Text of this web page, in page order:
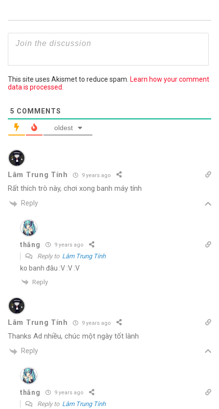
This site uses Akismet to reduce spam. Learn how your comment
data is processed.
5 COMMENTS
oldest
Lâm Trung Tính 9 years ago
Rất thích trò này, chơi xong banh máy tính
Reply
thắng 9 years ago
Reply to Lâm Trung Tính
ko banh đâu :V :V :V
Reply
Lâm Trung Tính 9 years ago
Thanks Ad nhiều, chúc một ngày tốt lành
Reply
thắng 9 years ago
Reply to Lâm Trung Tính